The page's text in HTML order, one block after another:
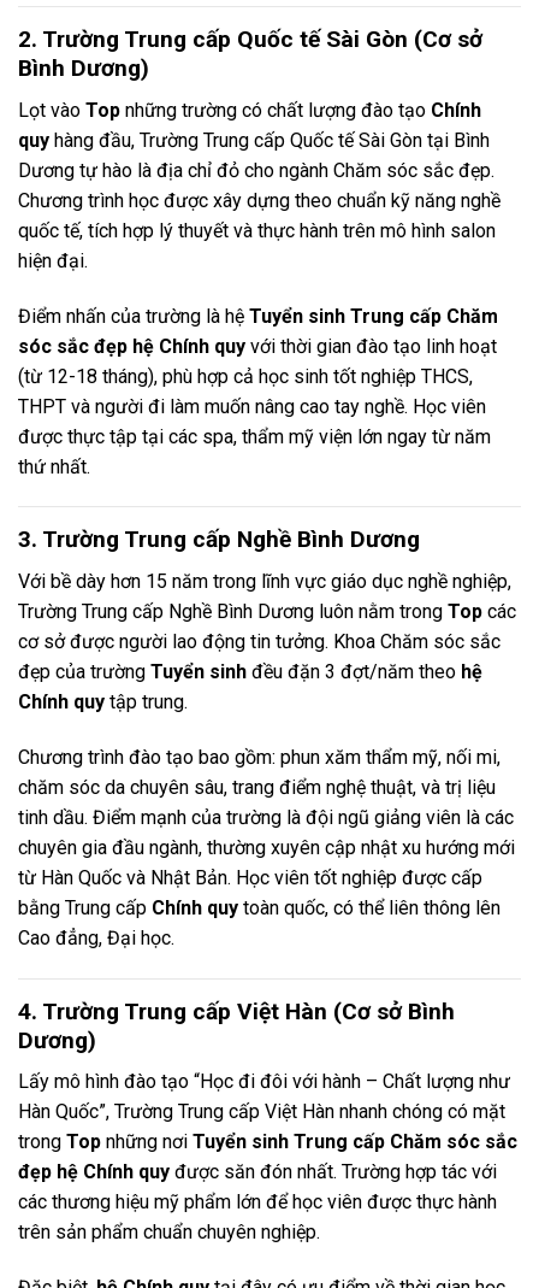
2. Trường Trung cấp Quốc tế Sài Gòn (Cơ sở
Bình Dương)
Lọt vào Top những trường có chất lượng đào tạo Chính
quy hàng đầu, Trường Trung cấp Quốc tế Sài Gòn tại Bình
Dương tự hào là địa chỉ đỏ cho ngành Chăm sóc sắc đẹp.
Chương trình học được xây dựng theo chuẩn kỹ năng nghề
quốc tế, tích hợp lý thuyết và thực hành trên mô hình salon
hiện đại.
Điểm nhấn của trường là hệ Tuyển sinh Trung cấp Chăm
sóc sắc đẹp hệ Chính quy với thời gian đào tạo linh hoạt
(từ 12-18 tháng), phù hợp cả học sinh tốt nghiệp THCS,
THPT và người đi làm muốn nâng cao tay nghề. Học viên
được thực tập tại các spa, thẩm mỹ viện lớn ngay từ năm
thứ nhất.
3. Trường Trung cấp Nghề Bình Dương
Với bề dày hơn 15 năm trong lĩnh vực giáo dục nghề nghiệp,
Trường Trung cấp Nghề Bình Dương luôn nằm trong Top các
cơ sở được người lao động tin tưởng. Khoa Chăm sóc sắc
đẹp của trường Tuyển sinh đều đặn 3 đợt/năm theo hệ
Chính quy tập trung.
Chương trình đào tạo bao gồm: phun xăm thẩm mỹ, nối mi,
chăm sóc da chuyên sâu, trang điểm nghệ thuật, và trị liệu
tinh dầu. Điểm mạnh của trường là đội ngũ giảng viên là các
chuyên gia đầu ngành, thường xuyên cập nhật xu hướng mới
từ Hàn Quốc và Nhật Bản. Học viên tốt nghiệp được cấp
bằng Trung cấp Chính quy toàn quốc, có thể liên thông lên
Cao đẳng, Đại học.
4. Trường Trung cấp Việt Hàn (Cơ sở Bình
Dương)
Lấy mô hình đào tạo “Học đi đôi với hành – Chất lượng như
Hàn Quốc”, Trường Trung cấp Việt Hàn nhanh chóng có mặt
trong Top những nơi Tuyển sinh Trung cấp Chăm sóc sắc
đẹp hệ Chính quy được săn đón nhất. Trường hợp tác với
các thương hiệu mỹ phẩm lớn để học viên được thực hành
trên sản phẩm chuẩn chuyên nghiệp.